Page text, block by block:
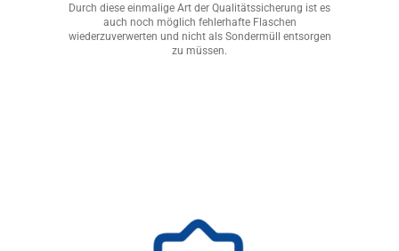
Durch diese einmalige Art der Qualitätssicherung ist es
auch noch möglich fehlerhafte Flaschen
wiederzuverwerten und nicht als Sondermüll entsorgen
zu müssen.